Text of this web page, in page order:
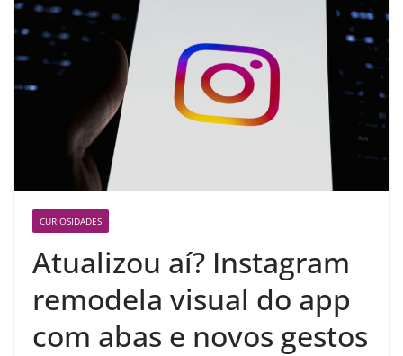
CURIOSIDADES
Atualizou aí? Instagram
remodela visual do app
com abas e novos gestos